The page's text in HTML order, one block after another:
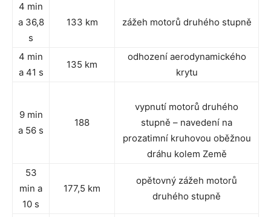
4 min
a 36,8
s
133 km zážeh motorů druhého stupně
4 min
a 41 s
135 km
odhození aerodynamického
krytu
9 min
a 56 s
188
vypnutí motorů druhého
stupně – navedení na
prozatimní kruhovou oběžnou
dráhu kolem Země
53
min a
10 s
177,5 km
opětovný zážeh motorů
druhého stupně